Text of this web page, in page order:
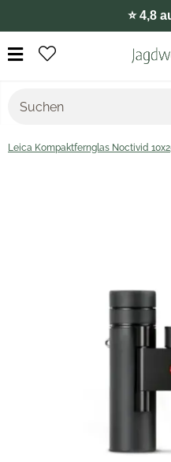
⭐️ 4,8
Leica Kompaktfernglas Noctivid